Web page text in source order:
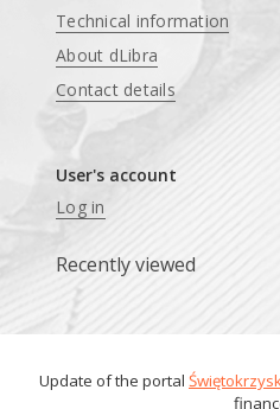
Technical information
About dLibra
Contact details
User's account
Log in
Recently viewed
Update of the portal